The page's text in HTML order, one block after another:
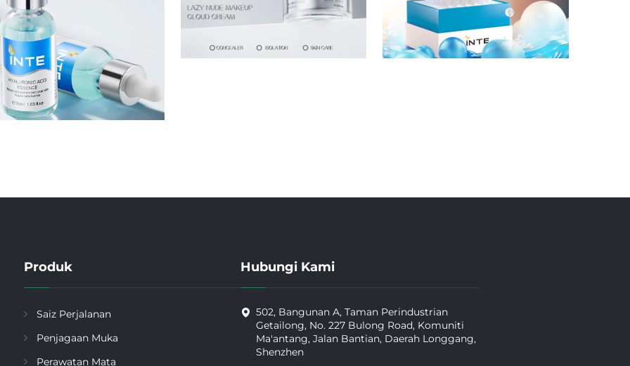
Produk
Saiz Perjalanan
Penjagaan Muka
Perawatan Mata
Hubungi Kami
502, Bangunan A, Taman Perindustrian
Getailong, No. 227 Bulong Road, Komuniti
Ma'antang, Jalan Bantian, Daerah Longgang,
Shenzhen